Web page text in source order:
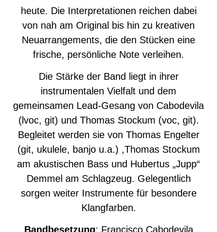
heute. Die Interpretationen reichen dabei
von nah am Original bis hin zu kreativen
Neuarrangements, die den Stücken eine
frische, persönliche Note verleihen.
Die Stärke der Band liegt in ihrer
instrumentalen Vielfalt und dem
gemeinsamen Lead-Gesang von Cabodevila
(lvoc, git) und Thomas Stockum (voc, git).
Begleitet werden sie von Thomas Engelter
(git, ukulele, banjo u.a.) ,Thomas Stockum
am akustischen Bass und Hubertus „Jupp“
Demmel am Schlagzeug. Gelegentlich
sorgen weiter Instrumente für besondere
Klangfarben.
Bandbesetzung: Francisco Cabodevila